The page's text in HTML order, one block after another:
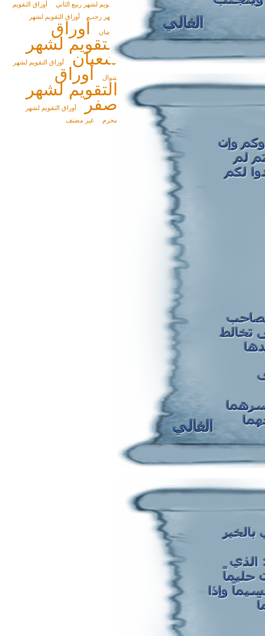
التقويم لشهر ربيع الثاني
أوراق التقويم
لشهر رجب
أوراق التقويم لشهر
أوراق
التقويم لشهر
شعبان أوراق التقويم لشهر
شوال أوراق
التقويم لشهر
صفر
أوراق التقويم لشهر
محرم
غير مصنف